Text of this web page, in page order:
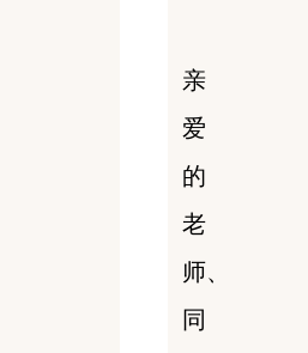
亲
爱
的
老
师、
同